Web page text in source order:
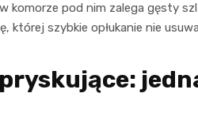
w komorze pod nim zalega gęsty
której szybkie opłukanie nie